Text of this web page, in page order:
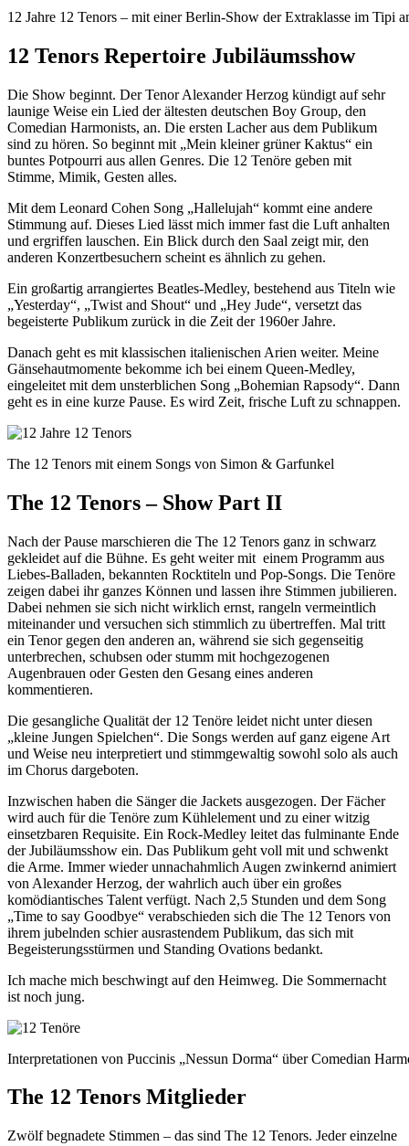
12 Jahre 12 Tenors – mit einer Berlin-Show der Extraklasse im Tipi
12 Tenors Repertoire Jubiläumsshow
Die Show beginnt. Der Tenor Alexander Herzog kündigt auf sehr
launige Weise ein Lied der ältesten deutschen Boy Group, den
Comedian Harmonists, an. Die ersten Lacher aus dem Publikum
sind zu hören. So beginnt mit „Mein kleiner grüner Kaktus“ ein
buntes Potpourri aus allen Genres. Die 12 Tenöre geben mit
Stimme, Mimik, Gesten alles.
Mit dem Leonard Cohen Song „Hallelujah“ kommt eine andere
Stimmung auf. Dieses Lied lässt mich immer fast die Luft anhalten
und ergriffen lauschen. Ein Blick durch den Saal zeigt mir, den
anderen Konzertbesuchern scheint es ähnlich zu gehen.
Ein großartig arrangiertes Beatles-Medley, bestehend aus Titeln wie
„Yesterday“, „Twist and Shout“ und „Hey Jude“, versetzt das
begeisterte Publikum zurück in die Zeit der 1960er Jahre.
Danach geht es mit klassischen italienischen Arien weiter. Meine
Gänsehautmomente bekomme ich bei einem Queen-Medley,
eingeleitet mit dem unsterblichen Song „Bohemian Rapsody“. Dann
geht es in eine kurze Pause. Es wird Zeit, frische Luft zu schnappen.
The 12 Tenors mit einem Songs von Simon & Garfunkel
The 12 Tenors – Show Part II
Nach der Pause marschieren die The 12 Tenors ganz in schwarz
gekleidet auf die Bühne. Es geht weiter mit einem Programm aus
Liebes-Balladen, bekannten Rocktiteln und Pop-Songs. Die Tenöre
zeigen dabei ihr ganzes Können und lassen ihre Stimmen jubilieren.
Dabei nehmen sie sich nicht wirklich ernst, rangeln vermeintlich
miteinander und versuchen sich stimmlich zu übertreffen. Mal tritt
ein Tenor gegen den anderen an, während sie sich gegenseitig
unterbrechen, schubsen oder stumm mit hochgezogenen
Augenbrauen oder Gesten den Gesang eines anderen
kommentieren.
Die gesangliche Qualität der 12 Tenöre leidet nicht unter diesen
„kleine Jungen Spielchen“. Die Songs werden auf ganz eigene Art
und Weise neu interpretiert und stimmgewaltig sowohl solo als auch
im Chorus dargeboten.
Inzwischen haben die Sänger die Jackets ausgezogen. Der Fächer
wird auch für die Tenöre zum Kühlelement und zu einer witzig
einsetzbaren Requisite. Ein Rock-Medley leitet das fulminante Ende
der Jubiläumsshow ein. Das Publikum geht voll mit und schwenkt
die Arme. Immer wieder unnachahmlich Augen zwinkernd animiert
von Alexander Herzog, der wahrlich auch über ein großes
komödiantisches Talent verfügt. Nach 2,5 Stunden und dem Song
„Time to say Goodbye“ verabschieden sich die The 12 Tenors von
ihrem jubelnden schier ausrastendem Publikum, das sich mit
Begeisterungsstürmen und Standing Ovations bedankt.
Ich mache mich beschwingt auf den Heimweg. Die Sommernacht
ist noch jung.
Interpretationen von Puccinis „Nessun Dorma“ über Comedian
The 12 Tenors Mitglieder
Zwölf begnadete Stimmen – das sind The 12 Tenors. Jeder einzelne